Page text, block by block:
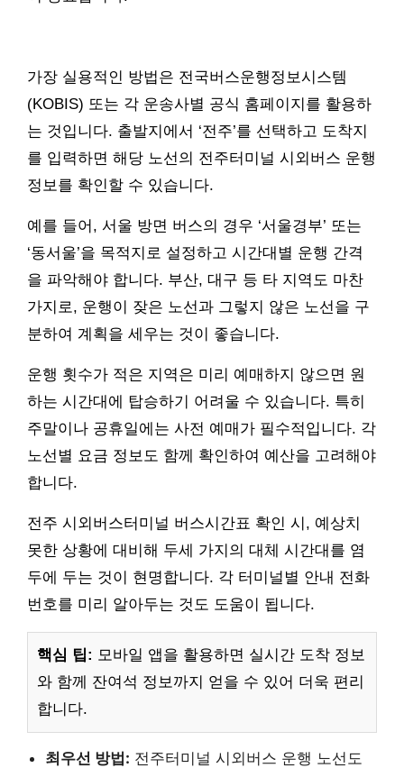
가장 실용적인 방법은 전국버스운행정보시스템
(KOBIS) 또는 각 운송사별 공식 홈페이지를 활용하
는 것입니다. 출발지에서 ‘전주’를 선택하고 도착지
를 입력하면 해당 노선의 전주터미널 시외버스 운행
정보를 확인할 수 있습니다.
예를 들어, 서울 방면 버스의 경우 ‘서울경부’ 또는
‘동서울’을 목적지로 설정하고 시간대별 운행 간격
을 파악해야 합니다. 부산, 대구 등 타 지역도 마찬
가지로, 운행이 잦은 노선과 그렇지 않은 노선을 구
분하여 계획을 세우는 것이 좋습니다.
운행 횟수가 적은 지역은 미리 예매하지 않으면 원
하는 시간대에 탑승하기 어려울 수 있습니다. 특히
주말이나 공휴일에는 사전 예매가 필수적입니다. 각
노선별 요금 정보도 함께 확인하여 예산을 고려해야
합니다.
전주 시외버스터미널 버스시간표 확인 시, 예상치
못한 상황에 대비해 두세 가지의 대체 시간대를 염
두에 두는 것이 현명합니다. 각 터미널별 안내 전화
번호를 미리 알아두는 것도 도움이 됩니다.
핵심 팁: 모바일 앱을 활용하면 실시간 도착 정보
와 함께 잔여석 정보까지 얻을 수 있어 더욱 편리
합니다.
최우선 방법: 전주터미널 시외버스 운행 노선도